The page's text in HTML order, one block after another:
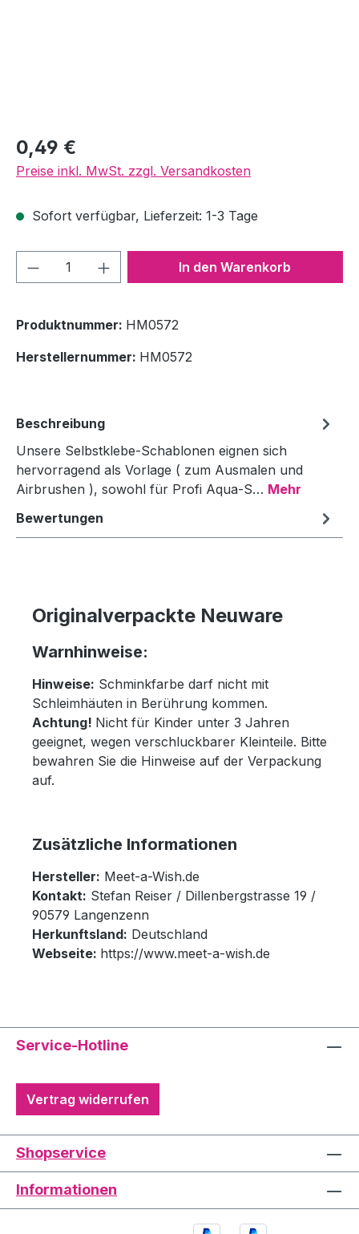
Regulärer Preis:
0,49 €
Preise inkl. MwSt. zzgl. Versandkosten
Sofort verfügbar, Lieferzeit: 1-3 Tage
Produkt Anzahl: Gib denIn den Warenkorb
Produktnummer: HM0572
Herstellernummer: HM0572
Beschreibung
Unsere Selbstklebe-Schablonen eignen sich
hervorragend als Vorlage ( zum Ausmalen und
Airbrushen ), sowohl für Profi Aqua-S… Mehr
Bewertungen
Originalverpackte Neuware
Warnhinweise:
Hinweise: Schminkfarbe darf nicht mit
Schleimhäuten in Berührung kommen.
Achtung! Nicht für Kinder unter 3 Jahren
geeignet, wegen verschluckbarer Kleinteile. Bitte
bewahren Sie die Hinweise auf der Verpackung
auf.
Zusätzliche Informationen
Hersteller: Meet-a-Wish.de
Kontakt: Stefan Reiser / Dillenbergstrasse 19 /
90579 Langenzenn
Herkunftsland: Deutschland
Webseite: https://www.meet-a-wish.de
Service-Hotline
Vertrag widerrufen
Shopservice
Informationen